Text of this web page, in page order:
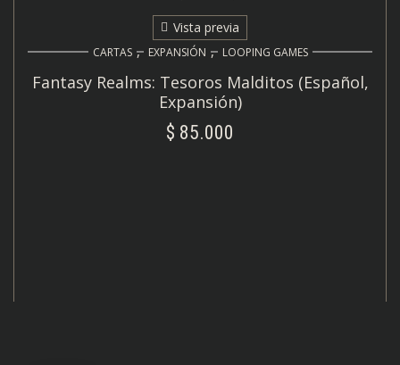
Vista previa
CARTAS , EXPANSIÓN , LOOPING GAMES
Fantasy Realms: Tesoros Malditos (Español,
Expansión)
$ 85.000